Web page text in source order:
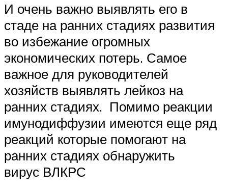
И очень важно выявлять его в
стаде на ранних стадиях развития
во избежание огромных
экономических потерь. Самое
важное для руководителей
хозяйств выявлять лейкоз на
ранних стадиях. Помимо реакции
имунодиффузии имеются еще ряд
реакций которые помогают на
ранних стадиях обнаружить
вирус ВЛКРС